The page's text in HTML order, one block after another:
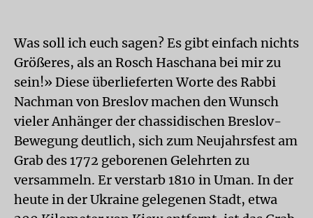
Was soll ich euch sagen? Es gibt einfach nichts
Größeres, als an Rosch Haschana bei mir zu
sein!» Diese überlieferten Worte des Rabbi
Nachman von Breslov machen den Wunsch
vieler Anhänger der chassidischen Breslov-
Bewegung deutlich, sich zum Neujahrsfest am
Grab des 1772 geborenen Gelehrten zu
versammeln. Er verstarb 1810 in Uman. In der
heute in der Ukraine gelegenen Stadt, etwa